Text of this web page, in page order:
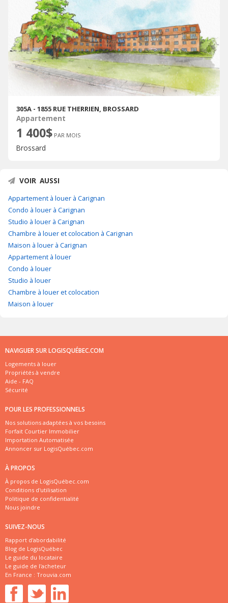
305A - 1855 RUE THERRIEN, BROSSARD
Appartement
1 400$ PAR MOIS
Brossard
VOIR AUSSI
Appartement à louer à Carignan
Condo à louer à Carignan
Studio à louer à Carignan
Chambre à louer et colocation à Carignan
Maison à louer à Carignan
Appartement à louer
Condo à louer
Studio à louer
Chambre à louer et colocation
Maison à louer
NAVIGUER SUR LOGISQUÉBEC.COM
Logements à louer
Propriétés à vendre
Aide - FAQ
Sécurité
POUR LES PROFESSIONNELS
Nos solutions adaptées à vos besoins
Forfait Courtier Immobilier
Importation Automatisée
Annoncer sur LogisQuébec.com
À PROPOS
À propos de LogisQuébec.com
Conditions d'utilisation
Politique de confidentialité
Nous joindre
SUIVEZ-NOUS
Rapport d'abordabilité
Blog de LogisQuébec
Le guide du locataire
Le guide de l'acheteur
En France : Trouvia.com